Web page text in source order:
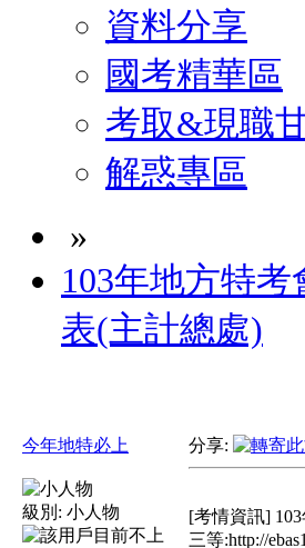
資料分享
國考精華區
考取&現職
解惑專區
»
103年地方特
表(主計總處)
今年地特必上
級別: 小人物
分享:
[考情資訊]
三等:http://